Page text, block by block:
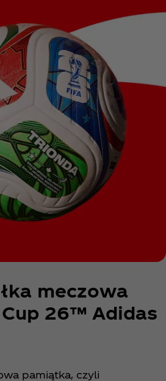
meczowa
Cup 26™ Adidas
pamiątka, czyli